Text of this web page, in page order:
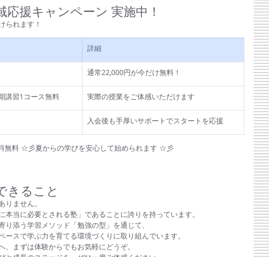
応援キャンペーン 実施中！
られます！
詳細
通常22,000円が今だけ無料！
講習1コース無料 実際の授業をご体感いただけます
入会後も手厚いサポートでスタートを応援
無料 ☆彡夏からの学びを安心して始められます ☆彡
きること
りません。
本当に必要とされる塾」であることに誇りを持っています。
り添う学習メソッド「勉強の型」を通じて、
ースで学ぶ力を育てる環境づくりに取り組んでいます。
、まずは体験からでもお気軽にどうぞ。